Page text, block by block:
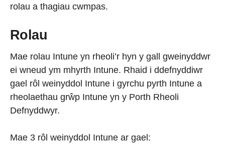
rolau a thagiau cwmpas.
Rolau
Mae rolau Intune yn rheoli’r hyn y gall gweinyddwr
ei wneud ym mhyrth Intune. Rhaid i ddefnyddiwr
gael rôl weinyddol Intune i gyrchu pyrth Intune a
rheolaethau grŵp Intune yn y Porth Rheoli
Defnyddwyr.
Mae 3 rôl weinyddol Intune ar gael: